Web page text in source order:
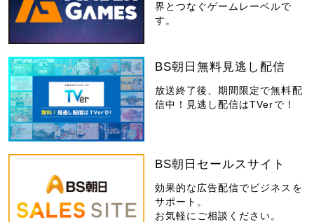
界とつなぐゲームレーベルで
す。
BS朝日無料見逃し配信
放送終了後、期間限定で無料配
信中！見逃し配信はTVerで！
BS朝日セールスサイト
効果的な広告配信でビジネスを
サポート。
お気軽にご相談ください。